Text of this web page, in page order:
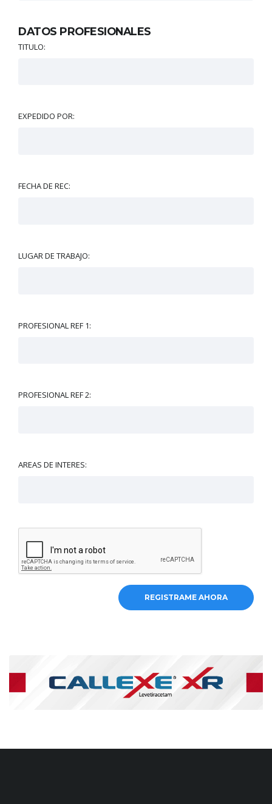
DATOS PROFESIONALES
TITULO:
EXPEDIDO POR:
FECHA DE REC:
LUGAR DE TRABAJO:
PROFESIONAL REF 1:
PROFESIONAL REF 2:
AREAS DE INTERES:
REGISTRAME AHORA